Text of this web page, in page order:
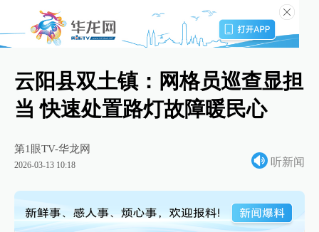
云阳县双土镇：网格员巡查显担
当 快速处置路灯故障暖民心
第1眼TV-华龙网
2026-03-13 10:18 听新闻